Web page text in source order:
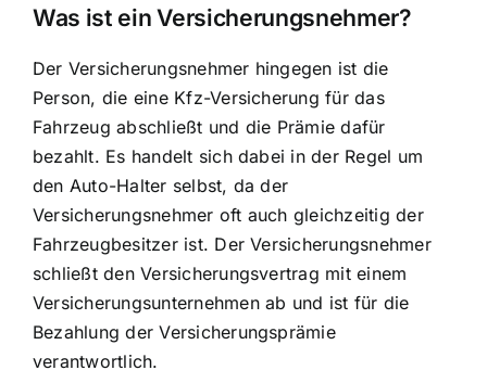
Was ist ein Versicherungsnehmer?
Der Versicherungsnehmer hingegen ist die
Person, die eine Kfz-Versicherung für das
Fahrzeug abschließt und die Prämie dafür
bezahlt. Es handelt sich dabei in der Regel um
den Auto-Halter selbst, da der
Versicherungsnehmer oft auch gleichzeitig der
Fahrzeugbesitzer ist. Der Versicherungsnehmer
schließt den Versicherungsvertrag mit einem
Versicherungsunternehmen ab und ist für die
Bezahlung der Versicherungsprämie
verantwortlich.